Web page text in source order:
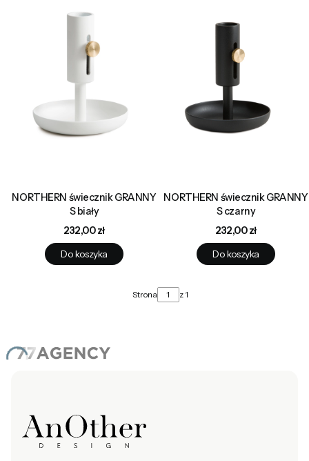
NORTHERN świecznik GRANNY
S biały
Cena
232,00 zł
Do koszyka
NORTHERN świecznik GRANNY
S czarny
Cena
232,00 zł
Do koszyka
Strona z 1